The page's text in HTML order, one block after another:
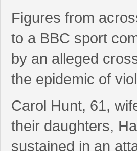
Figures from
to a BBC sport
by an alleged
the epidemic of
Carol Hunt, 61,
their daughters,
sustained in an